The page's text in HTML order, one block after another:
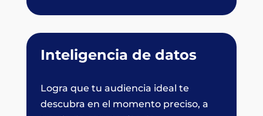
Inteligencia de datos
Logra que tu audiencia ideal te
descubra en el momento preciso, a